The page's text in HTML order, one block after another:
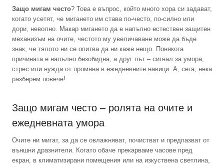
Защо мигам често? Това е въпрос, който много хора си задават,
когато усетят, че мигането им става по-често, по-силно или
дори, неволно. Макар мигането да е напълно естествен защитен
механизъм на очите, честото му увеличаване може да бъде
знак, че тялото ни се опитва да ни каже нещо. Понякога
причината е напълно безобидна, а друг път – сигнал за умора,
стрес или нужда от промяна в ежедневните навици. А, сега, нека
разберем повече!
Защо мигам често – ролята на очите и
ежедневната умора
Очите ни мигат, за да се овлажняват, почистват и предпазват от
външни дразнители. Когато обаче прекарваме часове пред
екран, в климатизирани помещения или на изкуствена светлина,